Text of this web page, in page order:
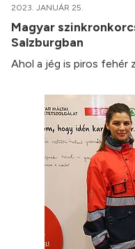
2023. JANUÁR 25.
Magyar
Salzburgban
Ahol a jég is piros fehér